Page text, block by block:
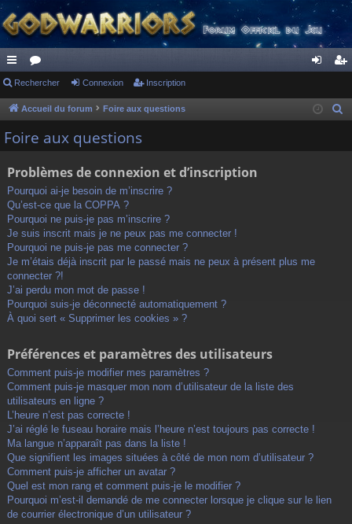
ac
co
ur
s
or
u ne cri
Rechercher Connexion Inscription
Accueil du forum Foire aux questions
Foire aux questions
Problèmes de connexion et d’inscription
Pourquoi ai-je besoin de m’inscrire ?
Qu’est-ce que la COPPA ?
Pourquoi ne puis-je pas m’inscrire ?
Je suis inscrit mais je ne peux pas me connecter !
Pourquoi ne puis-je pas me connecter ?
Je m’étais déjà inscrit par le passé mais ne peux à présent plus me
connecter ?!
J’ai perdu mon mot de passe !
Pourquoi suis-je déconnecté automatiquement ?
À quoi sert « Supprimer les cookies » ?
Préférences et paramètres des utilisateurs
Comment puis-je modifier mes paramètres ?
Comment puis-je masquer mon nom d’utilisateur de la liste des
utilisateurs en ligne ?
L’heure n’est pas correcte !
J’ai réglé le fuseau horaire mais l’heure n’est toujours pas correcte !
Ma langue n’apparaît pas dans la liste !
Que signifient les images situées à côté de mon nom d’utilisateur ?
Comment puis-je afficher un avatar ?
Quel est mon rang et comment puis-je le modifier ?
Pourquoi m’est-il demandé de me connecter lorsque je clique sur le lien
de courrier électronique d’un utilisateur ?